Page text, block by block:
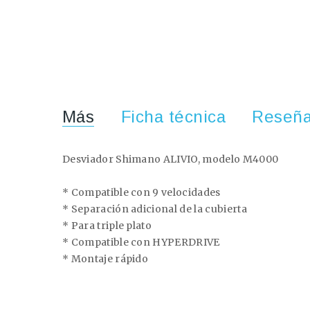
Más Ficha técnica
Desviador Shimano ALIVIO, modelo M4000
* Compatible con 9 velocidades
* Separación adicional de la cubierta
* Para triple plato
* Compatible con HYPERDRIVE
* Montaje rápido